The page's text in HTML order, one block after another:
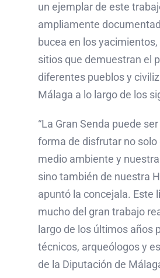
un ejemplar de este
ampliamente
bucea en los
sitios que demuestran el
diferentes pueblos y
Málaga a lo largo de los
“La Gran Senda puede
forma de disfrutar no solo
medio ambiente y
sino también de nuestra
apuntó la concejala. Este
mucho del gran trabajo
largo de los últimos años
técnicos, arqueólogos y
de la Diputación de